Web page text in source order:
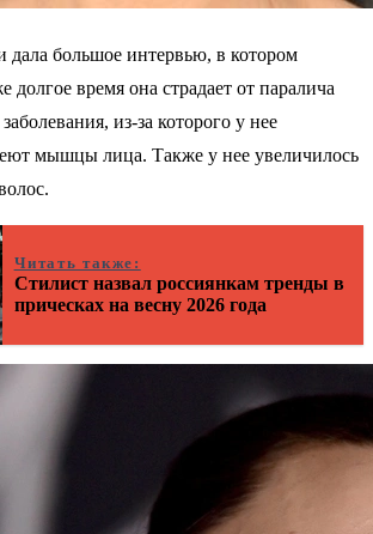
большое интервью, в котором
долгое время она страдает от паралича
из-за которого у нее
мышцы лица. Также у нее увеличилось
Читать также:
Стилист назвал россиянкам тренды в
прическах на весну 2026 года